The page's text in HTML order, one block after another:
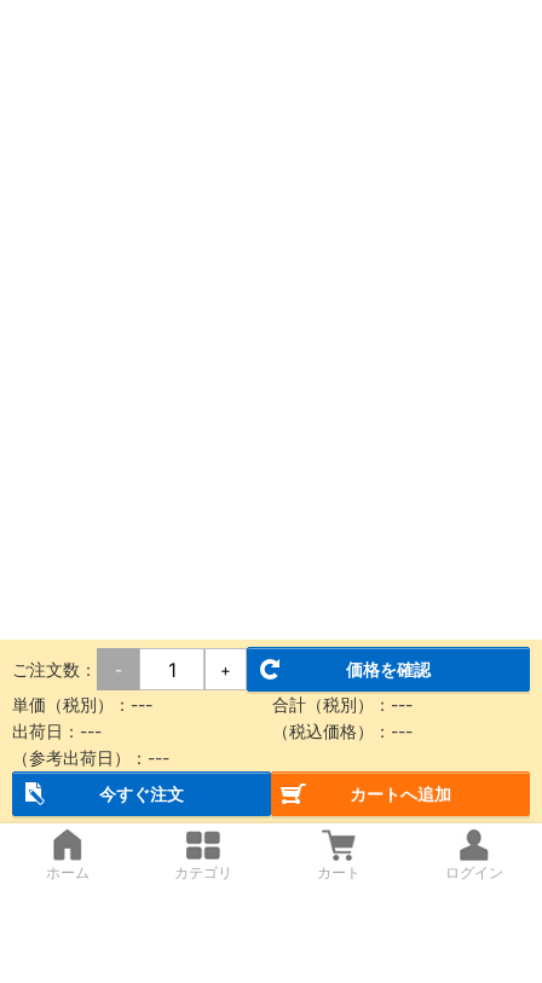
ご注文数： - +
価格を確認
単価（税別）： --- 合計（税別）： ---
出荷日： --- （税込価格）： ---
（参考出荷日）： ---
今すぐ注文
カートへ追加
ホーム カテゴリ カート ログイン